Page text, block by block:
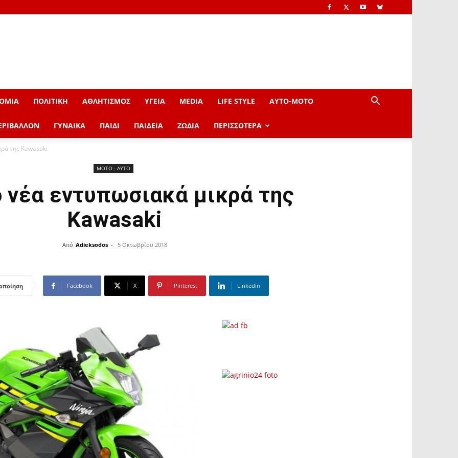
ΠΟΛΙΤΙΚΗ ΑΘΛΗΤΙΣΜΟΣ ΥΓΕΙΑ MEDIA LIFE STYLE AYTO-ΜOTO
ΓΥΝΑΙΚΑ ΠΑΙΔΙ ΠΑΙΔΕΙΑ ΖΩΔΙΑ ΠΕΡΙΣΣΟΤΕΡΑ
της Kawasaki
ΜOTO - AYTO
νέα εντυπωσιακά μικρά της
Kawasaki
Από Adieksodos - 5 Οκτωβρίου 2018
Facebook X Pinterest Linkedin